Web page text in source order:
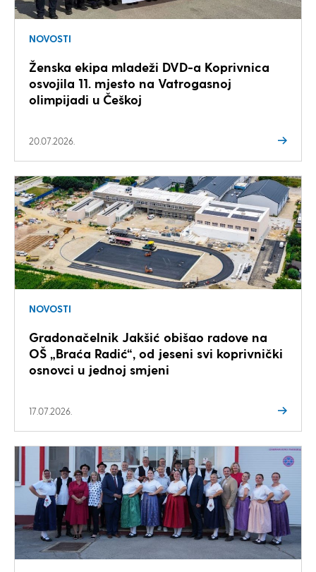
NOVOSTI
Ženska ekipa mladeži DVD-a Koprivnica
osvojila 11. mjesto na Vatrogasnoj
olimpijadi u Češkoj
20.07.2026.
NOVOSTI
Gradonačelnik Jakšić obišao radove na
OŠ „Braća Radić“, od jeseni svi koprivnički
osnovci u jednoj smjeni
17.07.2026.